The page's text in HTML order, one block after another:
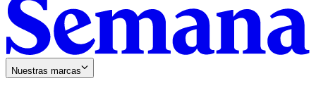
Nuestras marcas